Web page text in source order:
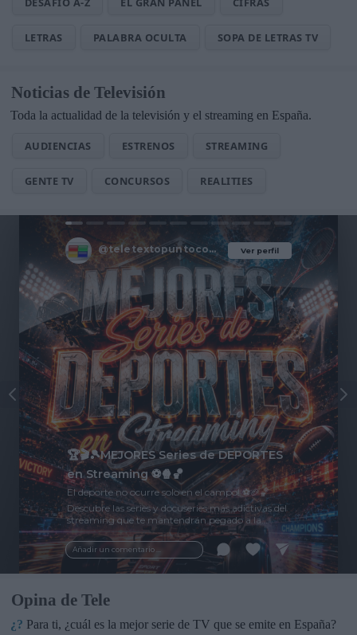
LETRAS PALABRA OCULTA SOPA DE LETRAS TV
Noticias de Televisión
Toda la actualidad de la televisión y el streaming en España.
AUDIENCIAS ESTRENOS STREAMING
GENTE TV CONCURSOS REALITIES
Ver perfil
@teletextopuntocom Ver perfil
Añadir un comentario ...
🏆🎬🎾MEJORES Series de DEPORTES
en Streaming ⚽🍿🏀
El deporte no ocurre solo en el campo! ⚽🏈🏀
Descubre las series y docuseries más adictivas del
streaming que te mantendrán pegado a la
pantalla. 💥 De dramas épicos a risas puras. 🏆
¡Guarda esta colección para tu próximo
maratón! 🍿🎬🎟️
Opina de Tele
¿? Para ti, ¿cuál es la mejor serie de TV que se emite en España?